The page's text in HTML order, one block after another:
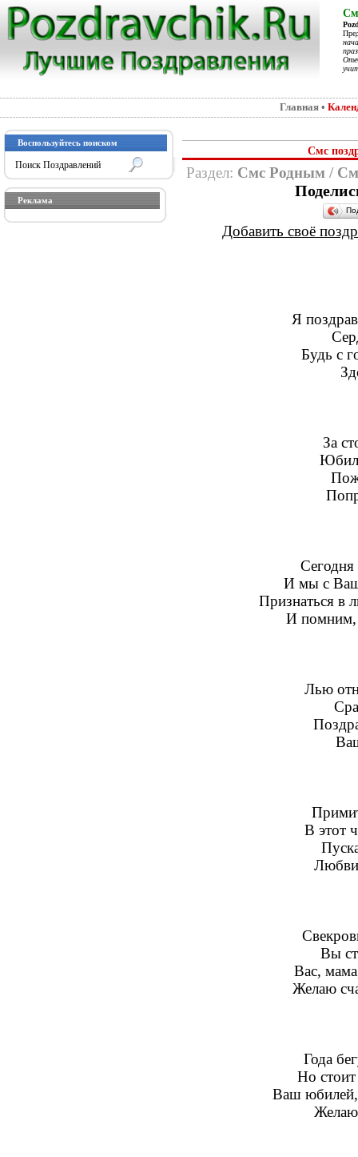
Главная •
Воспользуйтесь поиском
Реклама
Смс
Раздел: Смс Родным /
Добавить своё
Я
Будь с
За
И мы с
Признаться в
И помним,
Лью
В этот
Вы
Вас,
Желаю
Года
Но
Ваш юбилей,
Желаю